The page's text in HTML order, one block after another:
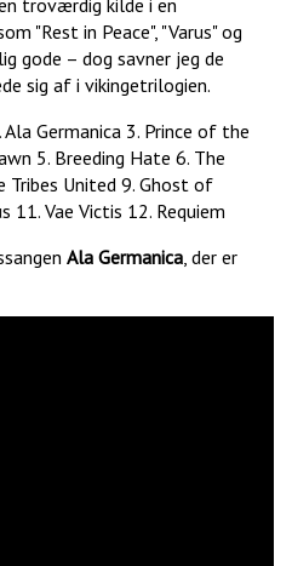
troværdig kilde i en
"Rest in Peace", "Varus" og
gode – dog savner jeg de
sig af i vikingetrilogien.
Ala Germanica 3. Prince of the
5. Breeding Hate 6. The
Tribes United 9. Ghost of
11. Vae Victis 12. Requiem
Ala Germanica, der er